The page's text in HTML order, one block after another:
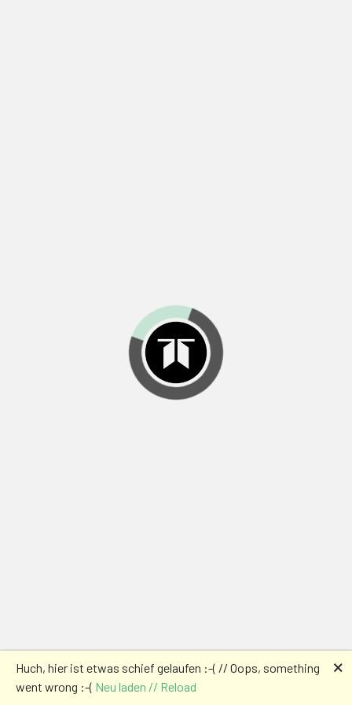
Huch, hier ist etwas schief gelaufen :-( // Oops, something
went wrong :-( Neu laden // Reload
🗙